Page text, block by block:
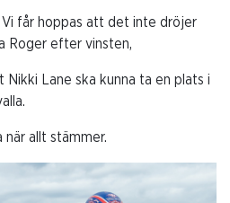
Vi får hoppas att det inte dröjer
Roger efter vinsten,
Nikki Lane ska kunna ta en plats i
när allt stämmer.